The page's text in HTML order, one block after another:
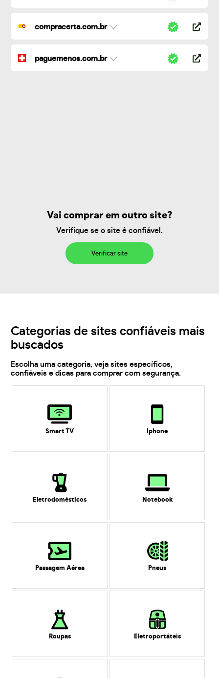
compracerta.com.br
paguemenos.com.br
Vai comprar em outro site?
Verifique se o site é confiável.
Verificar site
Categorias de sites confiáveis mais
buscados
Escolha uma categoria, veja sites específicos,
confiáveis e dicas para comprar com segurança.
Smart TV Iphone
Eletrodomésticos Notebook
Passagem Aérea Pneus
Roupas Eletroportáteis